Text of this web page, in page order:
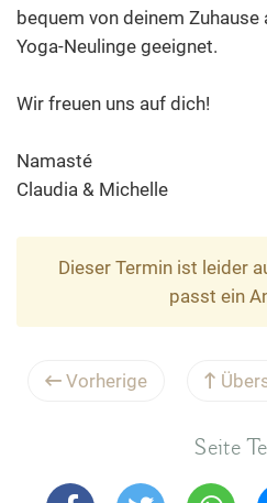
bequem von deinem
Yoga-Neulinge geeignet.
Wir freuen uns auf dich!
Namasté
Claudia & Michelle
Dieser Termin ist leider
passt ein
Vorherige
Seite